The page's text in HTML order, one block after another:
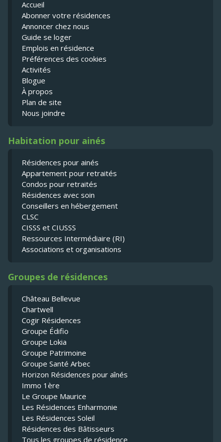
Accueil
Abonner votre résidences
Annoncer chez nous
Guide se loger
Emplois en résidence
Préférences des cookies
Activités
Blogue
À propos
Plan de site
Nous joindre
Habitation pour ainés
Résidences pour ainés
Appartement pour retraités
Condos pour retraités
Résidences avec soin
Conseillers en hébergement
CLSC
CISSS et CIUSSS
Ressources Intermédiaire (RI)
Associations et organisations
Groupes de résidences
Château Bellevue
Chartwell
Cogir Résidences
Groupe Édifio
Groupe Lokia
Groupe Patrimoine
Groupe Santé Arbec
Horizon Résidences pour aînés
Immo 1ère
Le Groupe Maurice
Les Résidences Enharmonie
Les Résidences Soleil
Résidences des Bâtisseurs
Tous les groupes de résidence